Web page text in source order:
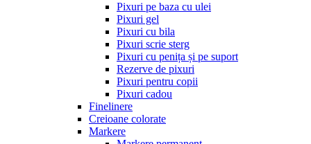
Pixuri pe baza cu ulei
Pixuri gel
Pixuri cu bila
Pixuri scrie sterg
Pixuri cu penița și pe suport
Rezerve de pixuri
Pixuri pentru copii
Pixuri cadou
Finelinere
Creioane colorate
Markere